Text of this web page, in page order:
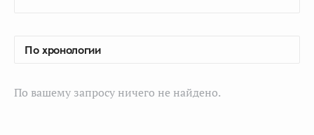
По вашему запросу ничего не найдено.